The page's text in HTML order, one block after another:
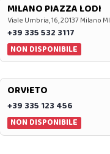
MILANO PIAZZA LODI
Viale Umbria, 16, 20137 Milano MI
+39 335 532 3117
NON DISPONIBILE
ORVIETO
+39 335 123 456
NON DISPONIBILE